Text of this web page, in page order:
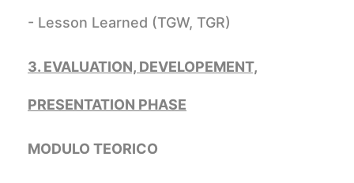
- Lesson Learned (TGW, TGR)
3. EVALUATION, DEVELOPEMENT,
PRESENTATION PHASE
MODULO TEORICO